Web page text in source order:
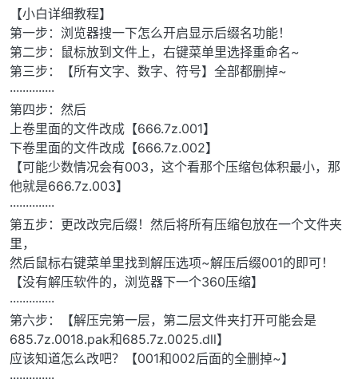
【小白详细教程】
第一步：浏览器搜一下怎么开启显示后缀名功能！
第二步：鼠标放到文件上，右键菜单里选择重命名~
第三步：【所有文字、数字、符号】全部都删掉~
··············
第四步：然后
上卷里面的文件改成【666.7z.001】
下卷里面的文件改成【666.7z.002】
【可能少数情况会有003，这个看那个压缩包体积最小，那
他就是666.7z.003】
··············
第五步：更改改完后缀！然后将所有压缩包放在一个文件夹
里，
然后鼠标右键菜单里找到解压选项~解压后缀001的即可！
【没有解压软件的，浏览器下一个360压缩】
··············
第六步：【解压完第一层，第二层文件夹打开可能会是
685.7z.0018.pak和685.7z.0025.dll】
应该知道怎么改吧？【001和002后面的全删掉~】
··············